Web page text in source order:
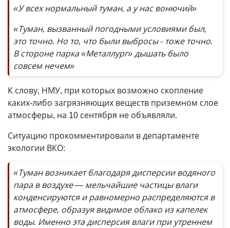
«У всех нормальный туман, а у нас вонючий»
«Туман, вызванный погодными условиями был,
это точно. Но то, что были выбросы - тоже точно.
В стороне парка «Металлург» дышать было
совсем нечем»
К слову, НМУ, при которых возможно скопление
каких-либо загрязняющих веществ приземном слое
атмосферы, на 10 сентября не объявляли.
Ситуацию прокомментировали в департаменте
экологии ВКО:
«Туман возникает благодаря дисперсии водяного
пара в воздухе — мельчайшие частицы влаги
конденсируются и равномерно распределяются в
атмосфере, образуя видимое облако из капелек
воды. Именно эта дисперсия влаги при утреннем